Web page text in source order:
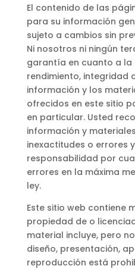
El contenido de las
para su información
sujeto a cambios sin
Ni nosotros ni ningún
garantía en cuanto a la
rendimiento, integridad
información y los
ofrecidos en este sitio
en particular. Usted
información y
inexactitudes o errores
responsabilidad por
errores en la máxima
ley.
Este sitio web contiene
propiedad de o
material incluye, pero
diseño, presentación,
reproducción está